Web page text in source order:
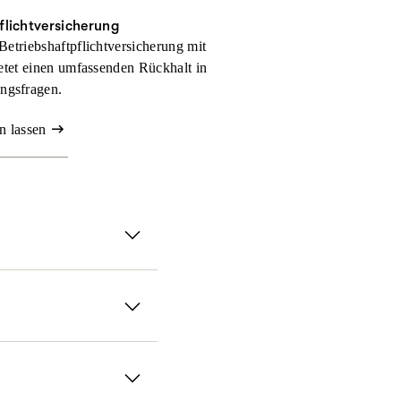
mit
einen umfassenden Rückhalt in
lassen